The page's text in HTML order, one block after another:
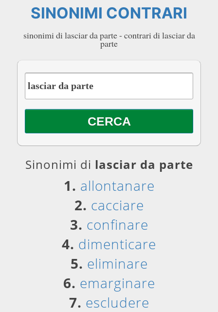
SINONIMI CONTRARI
sinonimi di lasciar da parte - contrari di lasciar da
parte
Sinonimi di lasciar da parte
1. allontanare
2. cacciare
3. confinare
4. dimenticare
5. eliminare
6. emarginare
7. escludere